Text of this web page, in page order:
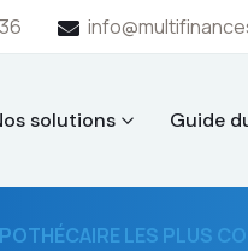
solutions Guide
LES PLUS